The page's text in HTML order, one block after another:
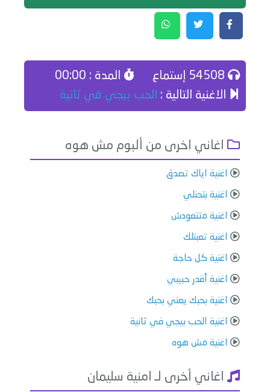
المدة : 00:00
الاغنية التالية :
الحب بيجي في ثانية
اغاني اخرى من ألبوم مش هوه
اغنية اياك تصدق
اغنية بتحنلي
اغنية متتعودش
اغنية تعبتلك
اغنية كل حاجة
اغنية أقدر حبيبي
اغنية بحبك يعني بحبك
اغنية الحب بيجي في ثانية
اغنية مش هوه
اغاني أخرى لـ امنية سليمان